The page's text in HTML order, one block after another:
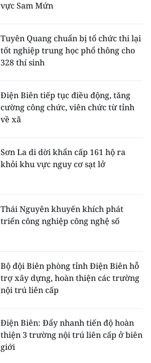
vực Sam Mứn
Tuyên Quang chuẩn bị tổ chức thi lại
tốt nghiệp trung học phổ thông cho
328 thí sinh
Điện Biên tiếp tục điều động, tăng
cường công chức, viên chức từ tỉnh
về xã
Sơn La di dời khẩn cấp 161 hộ ra
khỏi khu vực nguy cơ sạt lở
Thái Nguyên khuyến khích phát
triển công nghiệp công nghệ số
Bộ đội Biên phòng tỉnh Điện Biên hỗ
trợ xây dựng, hoàn thiện các trường
nội trú liên cấp
Điện Biên: Đẩy nhanh tiến độ hoàn
thiện 3 trường nội trú liên cấp ở biên
giới